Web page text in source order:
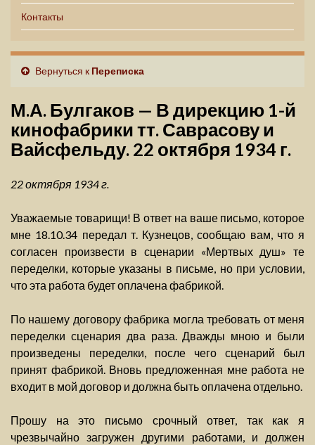
Контакты
Вернуться к Переписка
М.А. Булгаков — В дирекцию 1-й
кинофабрики тт. Саврасову и
Вайсфельду. 22 октября 1934 г.
22 октября 1934 г.
Уважаемые товарищи! В ответ на ваше письмо, которое
мне 18.10.34 передал т. Кузнецов, сообщаю вам, что я
согласен произвести в сценарии «Мертвых душ» те
переделки, которые указаны в письме, но при условии,
что эта работа будет оплачена фабрикой.
По нашему договору фабрика могла требовать от меня
переделки сценария два раза. Дважды мною и были
произведены переделки, после чего сценарий был
принят фабрикой. Вновь предложенная мне работа не
входит в мой договор и должна быть оплачена отдельно.
Прошу на это письмо срочный ответ, так как я
чрезвычайно загружен другими работами, и должен